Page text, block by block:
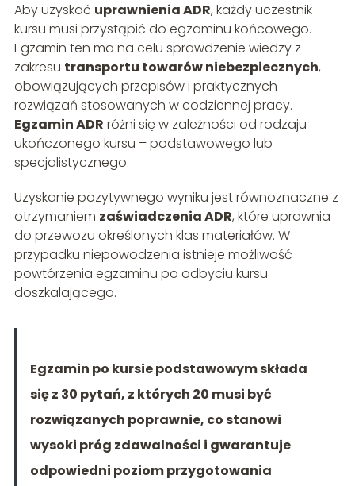
Aby uzyskać uprawnienia ADR, każdy uczestnik
kursu musi przystąpić do egzaminu końcowego.
Egzamin ten ma na celu sprawdzenie wiedzy z
zakresu transportu towarów niebezpiecznych,
obowiązujących przepisów i praktycznych
rozwiązań stosowanych w codziennej pracy.
Egzamin ADR różni się w zależności od rodzaju
ukończonego kursu – podstawowego lub
specjalistycznego.
Uzyskanie pozytywnego wyniku jest równoznaczne z
otrzymaniem zaświadczenia ADR, które uprawnia
do przewozu określonych klas materiałów. W
przypadku niepowodzenia istnieje możliwość
powtórzenia egzaminu po odbyciu kursu
doszkalającego.
Egzamin po kursie podstawowym składa
się z 30 pytań, z których 20 musi być
rozwiązanych poprawnie, co stanowi
wysoki próg zdawalności i gwarantuje
odpowiedni poziom przygotowania